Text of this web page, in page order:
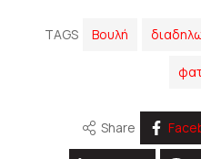
TAGS Βουλή
Share